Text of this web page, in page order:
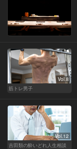
Vol.8
筋トレ男子
Vol.12
吉田類の酔いどれ人生相談